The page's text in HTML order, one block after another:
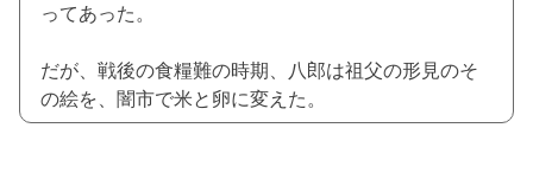
ってあった。
だが、戦後の食糧難の時期、八郎は祖父の形見のそ
の絵を、闇市で米と卵に変えた。